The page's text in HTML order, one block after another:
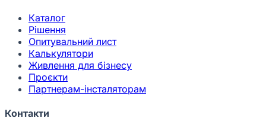
Каталог
Рішення
Опитувальний лист
Калькулятори
Живлення для бізнесу
Проєкти
Партнерам-інсталяторам
Контакти